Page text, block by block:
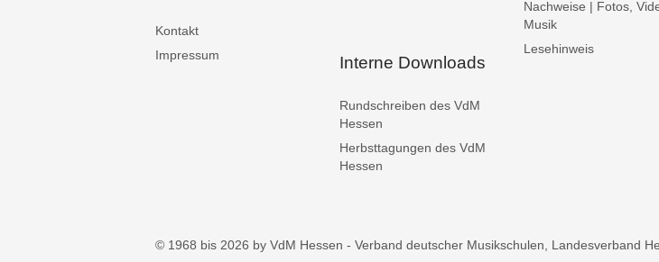
Kontakt
Impressum
Interne Downloads
Rundschreiben des VdM
Hessen
Herbsttagungen des VdM
Hessen
Nachweise | Fotos,
Musik
Lesehinweis
© 1968 bis 2026 by VdM Hessen - Verband deutscher Musikschulen, Landesverband